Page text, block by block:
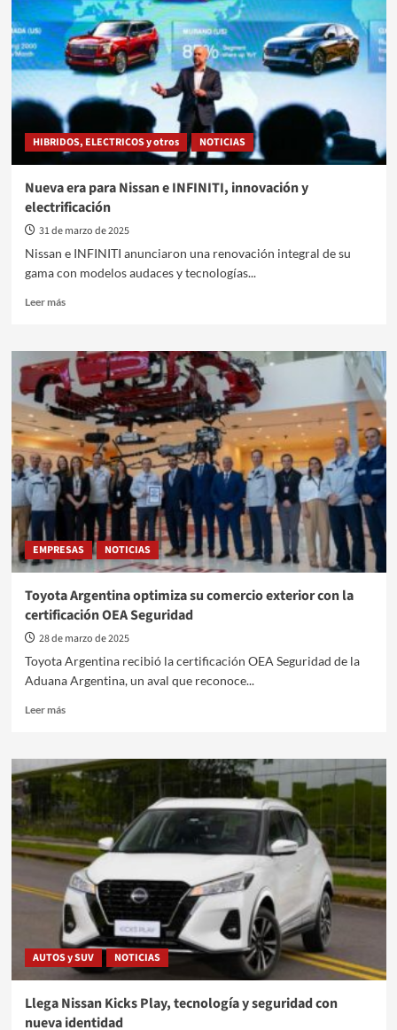
alianza
estratégica
en
el
rugby
argentino
HIBRIDOS, ELECTRICOS y otros NOTICIAS
Nueva era para Nissan e INFINITI, innovación y
electrificación
31 de marzo de 2025
Nissan e INFINITI anunciaron una renovación integral de su
gama con modelos audaces y tecnologías...
Leer másLeer
Nueva
era
para
Nissan
e
INFINITI,
innovación
y
electrificación
EMPRESAS NOTICIAS
Toyota Argentina optimiza su comercio exterior con la
certificación OEA Seguridad
28 de marzo de 2025
Toyota Argentina recibió la certificación OEA Seguridad de la
Aduana Argentina, un aval que reconoce...
Leer másLeer
Toyota
Argentina
optimiza
su
comercio
exterior
con
la
certificación
OEA
Seguridad
AUTOS y SUV NOTICIAS
Llega Nissan Kicks Play, tecnología y seguridad con
nueva identidad